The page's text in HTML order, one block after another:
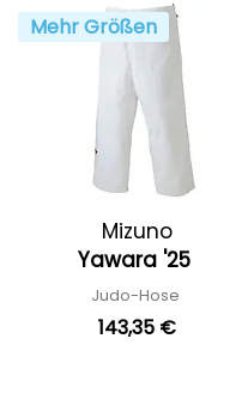
Mehr Größen
Mizuno
Yawara '25
Judo-Hose
143,35 €